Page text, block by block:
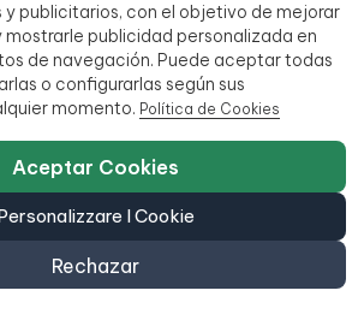
publicitarios, con el objetivo de mejorar
mostrarle publicidad personalizada en
de navegación. Puede aceptar todas
o configurarlas según sus
momento. Política de Cookies
Rechazar
I Cookie
Aceptar Cookies